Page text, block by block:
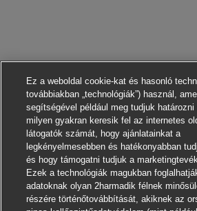
Ez a weboldal cookie-kat és hasonló
továbbiakban „technológiák”) használ,
segítségével például meg tudjuk
milyen gyakran keresik fel az internetes
látogatók számát, hogy ajánlatainkat a
legkényelmesebben és hatékonyabban
és hogy támogatni tudjuk a
Ezek a technológiák magukban
adatoknak olyan 2harmadik félnek
részére történőtovábbítását, akiknek az